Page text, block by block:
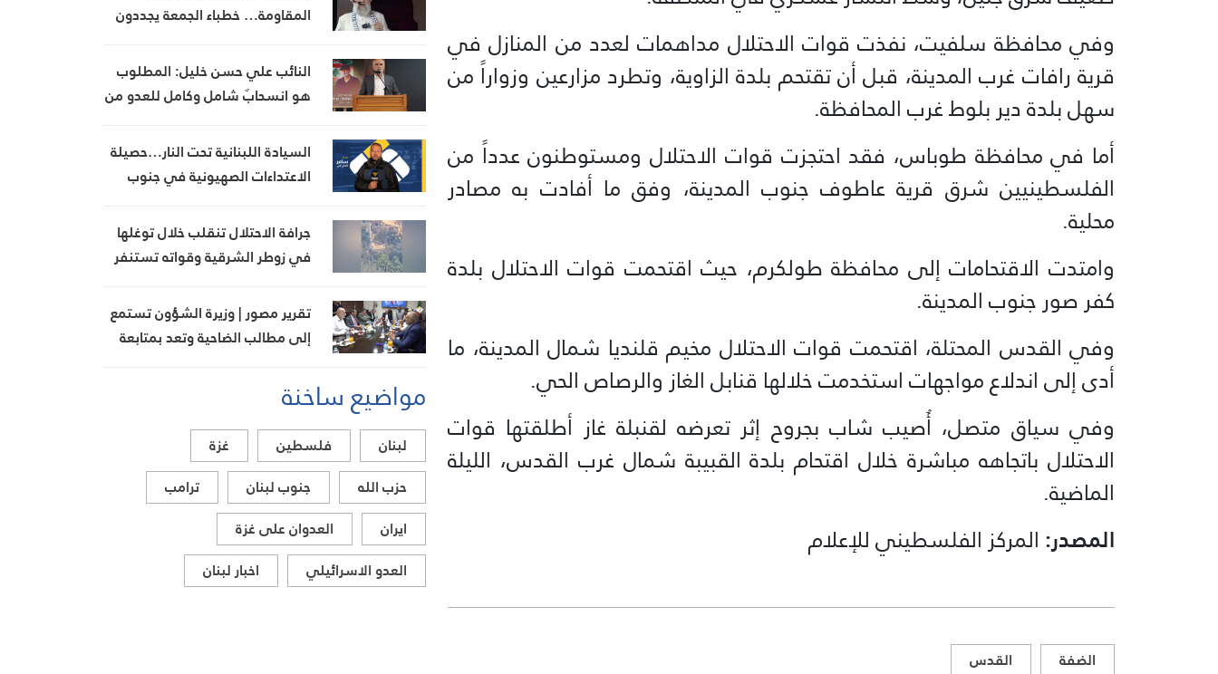
وفي محافظة سلفيت، نفذت قوات الاحتلال مداهمات لعدد من المنازل في
قرية رافات غرب المدينة، قبل أن تقتحم بلدة الزاوية، وتطرد مزارعين وزواراً من
سهل بلدة دير بلوط غرب المحافظة.
أما في محافظة طوباس، فقد احتجزت قوات الاحتلال ومستوطنون عدداً من
الفلسطينيين شرق قرية عاطوف جنوب المدينة، وفق ما أفادت به مصادر
محلية.
وامتدت الاقتحامات إلى محافظة طولكرم، حيث اقتحمت قوات الاحتلال بلدة
كفر صور جنوب المدينة.
وفي القدس المحتلة، اقتحمت قوات الاحتلال مخيم قلنديا شمال المدينة، ما
أدى إلى اندلاع مواجهات استخدمت خلالها قنابل الغاز والرصاص الحي.
وفي سياق متصل، أُصيب شاب بجروح إثر تعرضه لقنبلة غاز أطلقتها قوات
الاحتلال باتجاهه مباشرة خلال اقتحام بلدة القبيبة شمال غرب القدس، الليلة
الماضية.
المصدر: المركز الفلسطيني للإعلام
الضفة القدس
المقاومة… خطباء الجمعة يجددون
النائب علي حسن خليل: المطلوب
هو انسحابٌ شامل وكامل للعدو من
السيادة اللبنانية تحت النار…حصيلة
الاعتداءات الصهيونية في جنوب
جرافة الاحتلال تنقلب خلال توغلها
في زوطر الشرقية وقواته تستنفر
تقرير مصور | وزيرة الشؤون تستمع
إلى مطالب الضاحية وتعد بمتابعة
مواضيع ساخنة
لبنان فلسطين
غزة
حزب الله
جنوب لبنان
ترامب
ايران
العدوان على غزة
العدو الاسرائيلي
اخبار لبنان